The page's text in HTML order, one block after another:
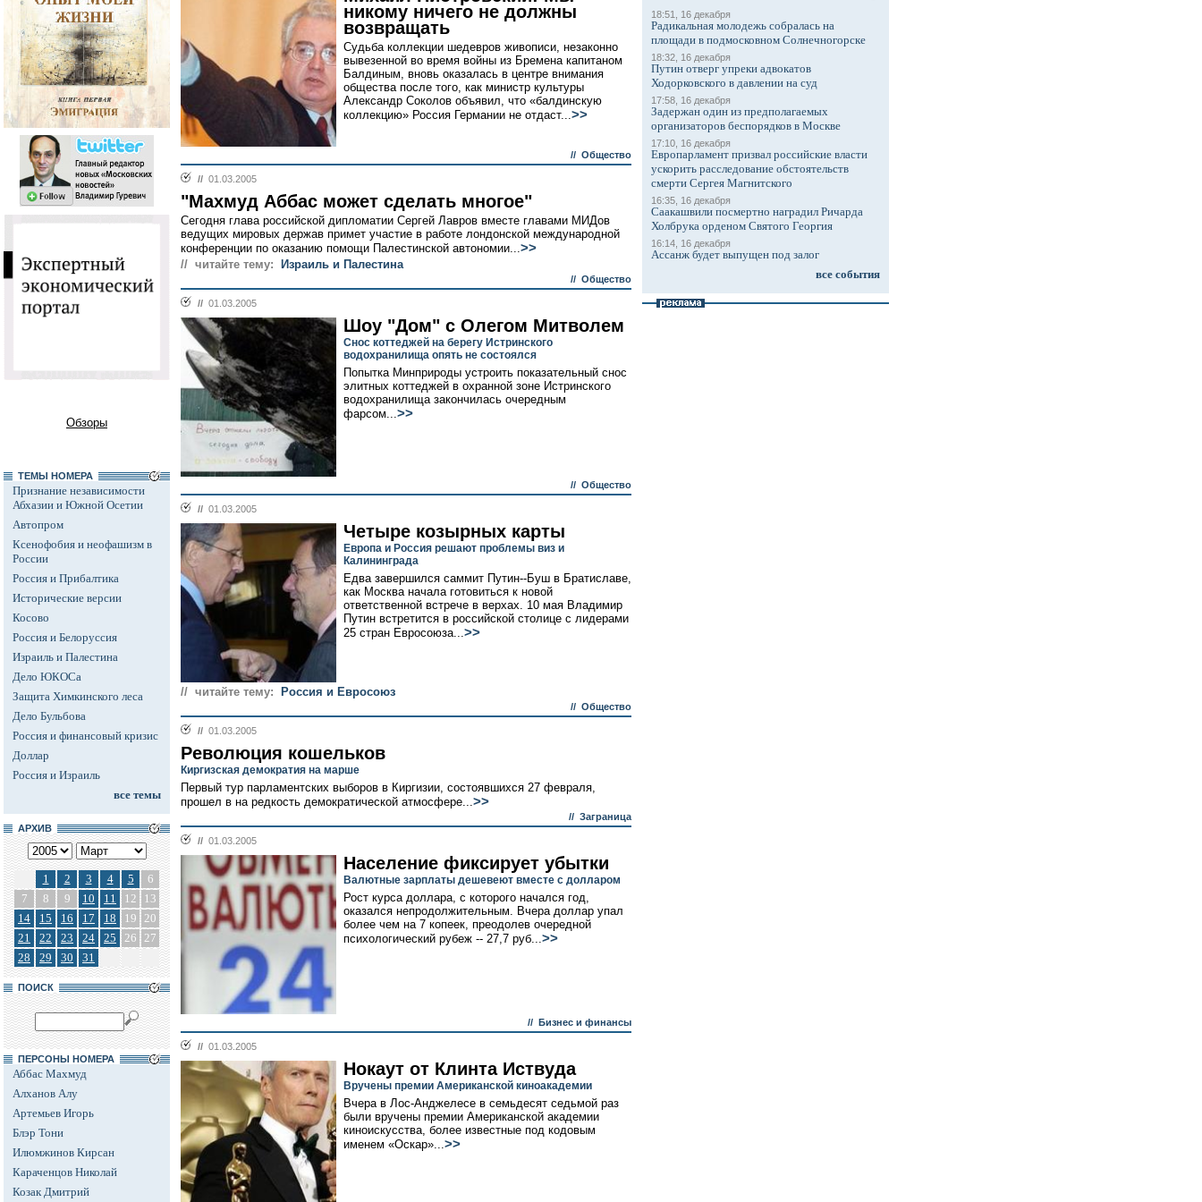
Обзоры
ТЕМЫ НОМЕРА
Признание независимости
Абхазии и Южной Осетии
Автопром
Ксенофобия и неофашизм в
России
Россия и Прибалтика
Исторические версии
Косово
Россия и Белоруссия
Израиль и Палестина
Дело ЮКОСа
Защита Химкинского леса
Дело Бульбова
Россия и финансовый кризис
Доллар
Россия и Израиль
все темы
АРХИВ
1 2 3 4 5
6
7
8 9 10 11 12
13
14
15 16 17 18 19 20
21
22 23 24 25 26 27
28
29 30 31
ПОИСК
ПЕРСОНЫ НОМЕРА
Аббас Махмуд
Алханов Алу
Артемьев Игорь
Блэр Тони
Илюмжинов Кирсан
Караченцов Николай
Козак Дмитрий
никому ничего не должны
возвращать
Судьба коллекции шедевров живописи, незаконно
вывезенной во время войны из Бремена капитаном
Балдиным, вновь оказалась в центре внимания
общества после того, как министр культуры
Александр Соколов объявил, что «балдинскую
коллекцию» Россия Германии не отдаст...>>
// Общество
// 01.03.2005
"Махмуд Аббас может сделать многое"
Сегодня глава российской дипломатии Сергей Лавров вместе главами МИДов
ведущих мировых держав примет участие в работе лондонской международной
конференции по оказанию помощи Палестинской автономии...>>
// читайте тему: Израиль и Палестина
// Общество
// 01.03.2005
Шоу "Дом" с Олегом Митволем
Снос коттеджей на берегу Истринского
водохранилища опять не состоялся
Попытка Минприроды устроить показательный снос
элитных коттеджей в охранной зоне Истринского
водохранилища закончилась очередным
фарсом...>>
// Общество
// 01.03.2005
Четыре козырных карты
Европа и Россия решают проблемы виз и
Калининграда
Едва завершился саммит Путин--Буш в Братиславе,
как Москва начала готовиться к новой
ответственной встрече в верхах. 10 мая Владимир
Путин встретится в российской столице с лидерами
25 стран Евросоюза...>>
// читайте тему: Россия и Евросоюз
// Общество
// 01.03.2005
Революция кошельков
Киргизская демократия на марше
Первый тур парламентских выборов в Киргизии, состоявшихся 27 февраля,
прошел в на редкость демократической атмосфере...>>
// Заграница
// 01.03.2005
Население фиксирует убытки
Валютные зарплаты дешевеют вместе с долларом
Рост курса доллара, с которого начался год,
оказался непродолжительным. Вчера доллар упал
более чем на 7 копеек, преодолев очередной
психологический рубеж -- 27,7 руб...>>
// Бизнес и финансы
// 01.03.2005
Нокаут от Клинта Иствуда
Вручены премии Американской киноакадемии
Вчера в Лос-Анджелесе в семьдесят седьмой раз
были вручены премии Американской академии
киноискусства, более известные под кодовым
именем «Оскар»...>>
18:51, 16 декабря
Радикальная молодежь собралась на
площади в подмосковном Солнечногорске
18:32, 16 декабря
Путин отверг упреки адвокатов
Ходорковского в давлении на суд
17:58, 16 декабря
Задержан один из предполагаемых
организаторов беспорядков в Москве
17:10, 16 декабря
Европарламент призвал российские власти
ускорить расследование обстоятельств
смерти Сергея Магнитского
16:35, 16 декабря
Саакашвили посмертно наградил Ричарда
Холбрука орденом Святого Георгия
16:14, 16 декабря
Ассанж будет выпущен под залог
все события